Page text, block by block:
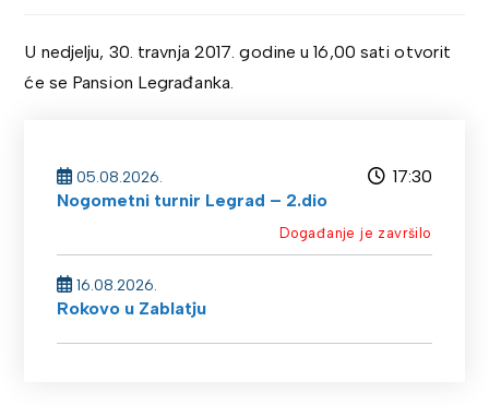
U nedjelju, 30. travnja 2017. godine u 16,00 sati otvorit
će se Pansion Legrađanka.
05.08.2026.
17:30
Nogometni turnir Legrad – 2.dio
Događanje je završilo
16.08.2026.
Rokovo u Zablatju